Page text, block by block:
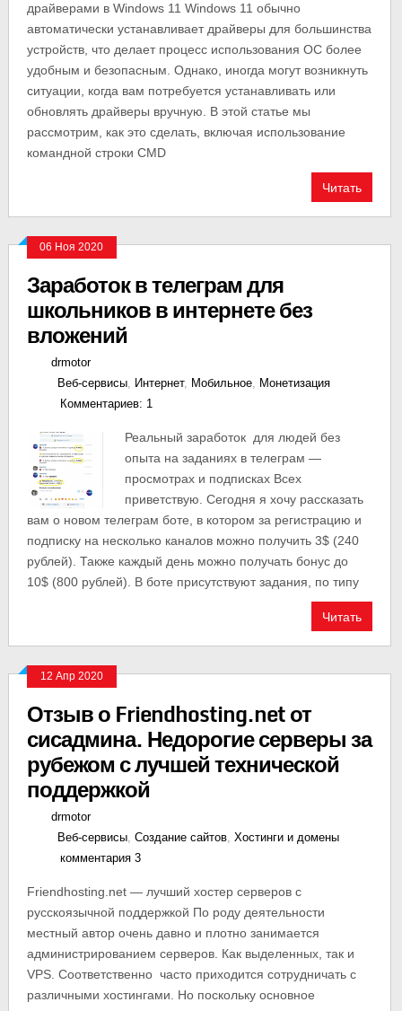
драйверами в Windows 11 Windows 11 обычно
автоматически устанавливает драйверы для большинства
устройств, что делает процесс использования ОС более
удобным и безопасным. Однако, иногда могут возникнуть
ситуации, когда вам потребуется устанавливать или
обновлять драйверы вручную. В этой статье мы
рассмотрим, как это сделать, включая использование
командной строки CMD
Читать
06 Ноя 2020
Заработок в телеграм для
школьников в интернете без
вложений
drmotor
Веб-сервисы, Интернет, Мобильное, Монетизация
Комментариев: 1
Реальный заработок для людей без
опыта на заданиях в телеграм —
просмотрах и подписках Всех
приветствую. Сегодня я хочу рассказать
вам о новом телеграм боте, в котором за регистрацию и
подписку на несколько каналов можно получить 3$ (240
рублей). Также каждый день можно получать бонус до
10$ (800 рублей). В боте присутствуют задания, по типу
Читать
12 Апр 2020
Отзыв о Friendhosting.net от
сисадмина. Недорогие серверы за
рубежом с лучшей технической
поддержкой
drmotor
Веб-сервисы, Создание сайтов, Хостинги и домены
комментария 3
Friendhosting.net — лучший хостер серверов с
русскоязычной поддержкой По роду деятельности
местный автор очень давно и плотно занимается
администрированием серверов. Как выделенных, так и
VPS. Соответственно часто приходится сотрудничать с
различными хостингами. Но поскольку основное